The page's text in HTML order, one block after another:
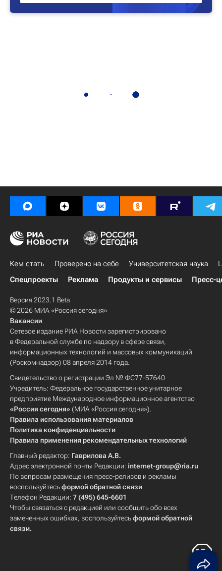
Кем стать Проверено на себе Университетская наука
Спецпроекты
Реклама Продукты и сервисы Пресс-
Версия 2023.1 Beta
© 2026 МИА «Россия сегодня»
Вакансии
Сетевое издание РИА Новости зарегистрировано
в Федеральной службе по надзору в сфере связи,
информационных технологий и массовых коммуникаций
(Роскомнадзор) 08 апреля 2014 года.
Свидетельство о регистрации Эл № ФС77-57640
Учредитель: Федеральное государственное унитарное
предприятие Международное информационное агентство
«Россия сегодня» (МИА «Россия сегодня»).
Правила использования материалов
Политика конфиденциальности
Правила применения рекомендательных технологий
Главный редактор: Гаврилова А.В.
Адрес электронной почты Редакции: internet-group@ria.ru
По вопросам размещения пресс-релизов и рекламы
воспользуйтесьформой обратной связи
Телефон Редакции: 7 (495) 645-6601
Чтобы связаться с редакцией или сообщить обо всех
замеченных ошибках, воспользуйтесьформой обратной
связи.